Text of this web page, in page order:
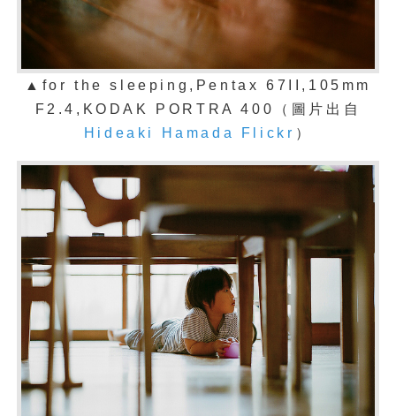
▲for the sleeping,Pentax 67II,105mm
F2.4,KODAK PORTRA 400
（圖片出自
Hideaki Hamada Flickr ）